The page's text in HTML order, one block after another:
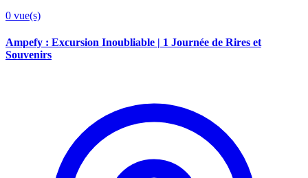
0 vue(s)
Ampefy : Excursion Inoubliable | 1 Journée de Rires et
Souvenirs